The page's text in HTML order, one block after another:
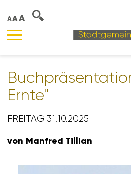
AAA
Ernte"
FREITAG 31.10.2025
von Manfred Tillian